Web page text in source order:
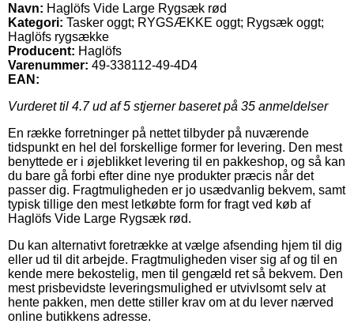
Navn: Haglöfs Vide Large Rygsæk rød
Kategori: Tasker oggt; RYGSÆKKE oggt; Rygsæk oggt;
Haglöfs rygsække
Producent: Haglöfs
Varenummer: 49-338112-49-4D4
EAN:
Vurderet til 4.7ud af 5 stjerner baseret på 35 anmeldelser
En række forretninger på nettet tilbyder på nuværende
tidspunkt en hel del forskellige former for levering. Den mest
benyttede er i øjeblikket levering til en pakkeshop, og så kan
du bare gå forbi efter dine nye produkter præcis når det
passer dig. Fragtmuligheden er jo usædvanlig bekvem, samt
typisk tillige den mest letkøbte form for fragt ved køb af
Haglöfs Vide Large Rygsæk rød.
Du kan alternativt foretrække at vælge afsending hjem til dig
eller ud til dit arbejde. Fragtmuligheden viser sig af og til en
kende mere bekostelig, men til gengæld ret så bekvem. Den
mest prisbevidste leveringsmulighed er utvivlsomt selv at
hente pakken, men dette stiller krav om at du lever nærved
online butikkens adresse.